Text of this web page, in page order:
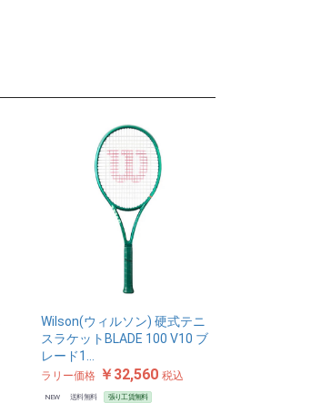
Wilson(ウィルソン) 硬式テニ
スラケットBLADE 100 V10 ブ
レード1…
ラリー価格￥32,560 税込
NEW 送料無料 張り工賃無料